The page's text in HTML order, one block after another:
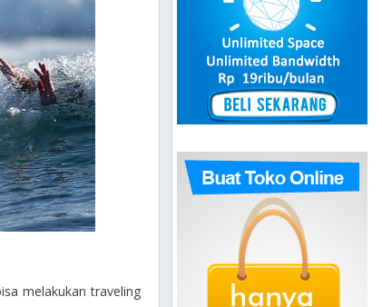
melakukan traveling